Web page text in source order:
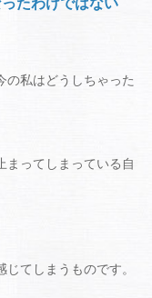
の私はどうしちゃった
まってしまっている自
てしまうものです。